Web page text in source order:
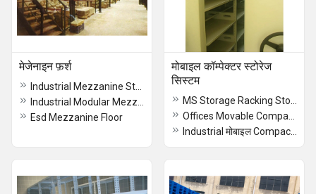
मेजेनाइन फ़र्श
Esd Mezzanine Floor
मोबाइल कॉम्पेक्टर स्टोरेज
सिस्टम